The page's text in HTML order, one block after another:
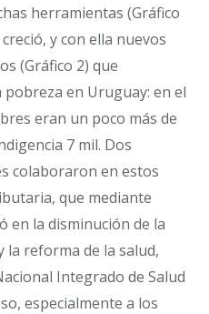
herramientas (Gráfico
y con ella nuevos
(Gráfico 2) que
en Uruguay: en el
eran un poco más de
7 mil. Dos
colaboraron en estos
que mediante
en la disminución de la
la reforma de la salud,
Integrado de Salud
especialmente a los